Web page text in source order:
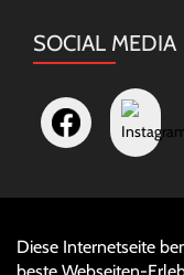
SOCIAL MEDIA
Diese Internetseite